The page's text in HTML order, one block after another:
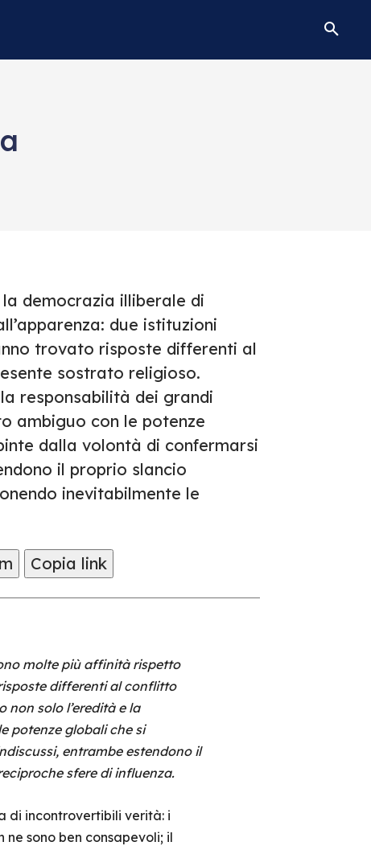
democrazia illiberale di
due istituzioni
trovato risposte differenti al
sostrato religioso.
responsabilità dei grandi
ambiguo con le potenze
dalla volontà di confermarsi
il proprio slancio
inevitabilmente le
Copia link
molte più affinità rispetto
differenti al conflitto
solo l’eredità e la
potenze globali che si
entrambe estendono il
sfere di influenza.
di incontrovertibili verità: i
sono ben consapevoli; il